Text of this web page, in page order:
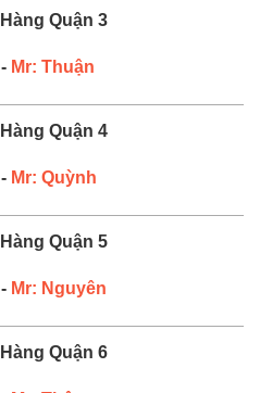
Quận 3
Mr: Thuận
Quận 4
Mr: Quỳnh
Quận 5
Mr: Nguyên
Quận 6